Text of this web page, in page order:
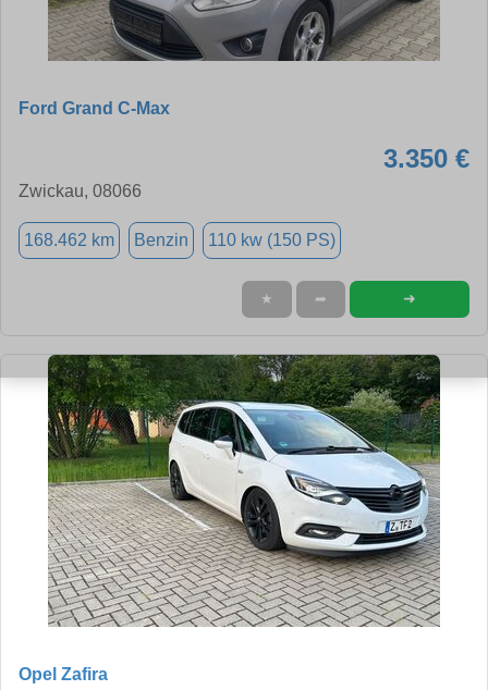
Ford Grand C-Max
3.350 €
Zwickau, 08066
168.462 km Benzin 110 kw (150 PS)
★ ➦ ➜
Opel Zafira